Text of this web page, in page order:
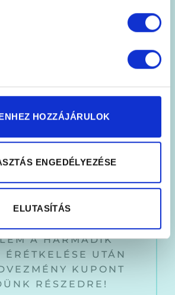
HOZZÁJÁRULOK
ENGEDÉLYEZÉSE
ELUTASÍTÁS
értékelése elsőként
A HARMADIK
ÉRÉTKELÉSE UTÁN
KUPONT
RÉSZEDRE!